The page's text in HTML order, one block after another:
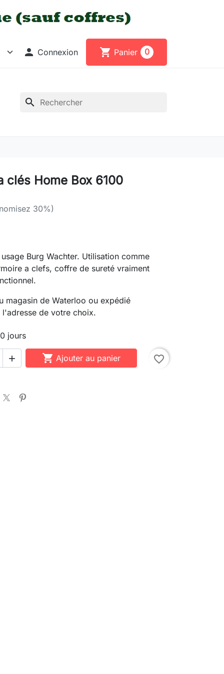
 Connexion shopping_cart Panier 0
search
clés Home Box 6100
30%)
Burg Wachter. Utilisation comme
a clefs, coffre de sureté vraiment
magasin de Waterloo ou expédié
l'adresse de votre choix.
jours
  Ajouter au panier favorite_border